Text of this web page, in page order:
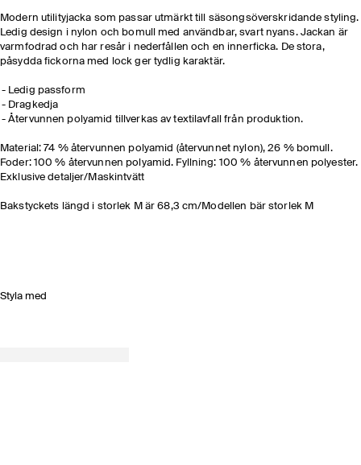
Modern utilityjacka som passar utmärkt till säsongsöverskridande styling.
Ledig design i nylon och bomull med användbar, svart nyans. Jackan är
varmfodrad och har resår i nederfållen och en innerficka. De stora,
påsydda fickorna med lock ger tydlig karaktär.
Ledig passform
Dragkedja
Återvunnen polyamid tillverkas av textilavfall från produktion.
Material: 74 % återvunnen polyamid (återvunnet nylon), 26 % bomull.
Foder: 100 % återvunnen polyamid. Fyllning: 100 % återvunnen polyester.
Exklusive detaljer/Maskintvätt
Bakstyckets längd i storlek M är 68,3 cm/Modellen bär storlek M
Styla med